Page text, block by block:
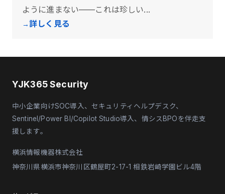
ように進まない——これは珍しい...
詳しく見る
YJK365 Security
中小企業向けSOC導入、セキュリティヘルプデスク、
Sentinel/Power BI/Copilot Studio導入、情シスBPOを伴走支
援します。
横浜情報機器株式会社
神奈川県横浜市神奈川区鶴屋町2-17-1 相鉄岩崎学園ビル4階